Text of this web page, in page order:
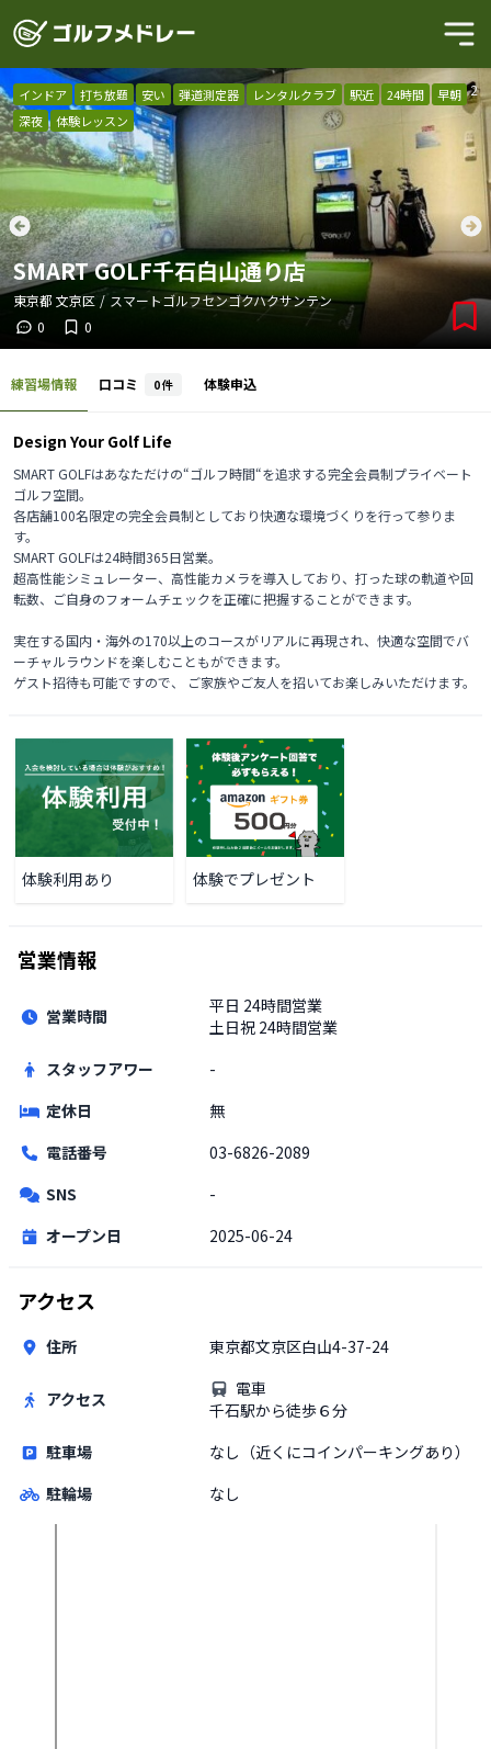
1/2
インドア 打ち放題 安い 弾道測定器 レンタルクラブ 駅近 24時間
早朝
深夜
体験レッスン
SMART GOLF千石白山通り店
東京都 文京区 / スマートゴルフセンゴクハクサンテン
0
0
練習場情報 口コミ 0件 体験申込
Design Your Golf Life
SMART GOLFはあなただけの“ゴルフ時間“を追求する完全会員制プライベート
ゴルフ空間。
各店舗100名限定の完全会員制としており快適な環境づくりを行って参りま
す。
SMART GOLFは24時間365日営業。
超高性能シミュレーター、高性能カメラを導入しており、打った球の軌道や回
転数、ご自身のフォームチェックを正確に把握することができます。
実在する国内・海外の170以上のコースがリアルに再現され、快適な空間でバ
ーチャルラウンドを楽しむこともができます。
体験利用あり 体験でプレゼント
営業情報
営業時間 平日 24時間営業
土日祝 24時間営業
スタッフアワー
-
定休日
無
電話番号
03-6826-2089
SNS
-
オープン日
2025-06-24
アクセス
住所 東京都文京区白山4-37-24
アクセス
電車
千石駅から徒歩６分
駐車場
なし（近くにコインパーキングあり）
駐輪場
なし